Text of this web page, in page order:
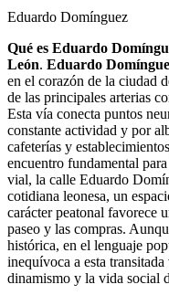
Eduardo Domínguez
Qué es Eduardo
León. Eduardo
en el corazón de la ciudad
de las principales arterias
Esta vía conecta puntos
constante actividad y por
cafeterías y
encuentro fundamental
vial, la calle Eduardo
cotidiana leonesa, un
carácter peatonal favorece
paseo y las compras.
histórica, en el lenguaje
inequívoca a esta
dinamismo y la vida social